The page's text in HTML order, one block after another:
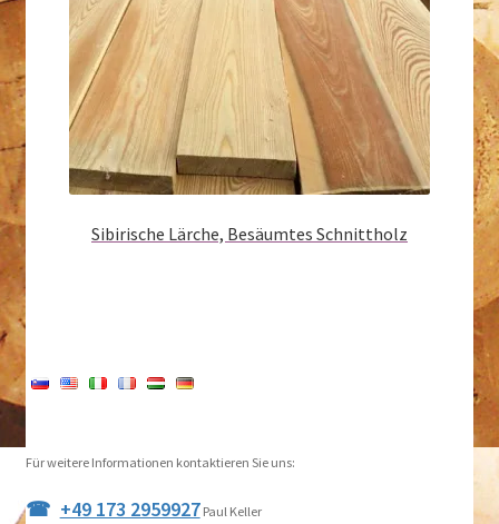
Sibirische Lärche, Besäumtes Schnittholz
Für weitere Informationen kontaktieren Sie uns:
+49 173 2959927Paul Keller